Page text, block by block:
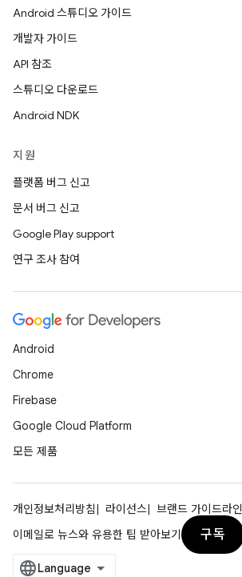
Android 스튜디오 가이드
개발자 가이드
API 참조
스튜디오 다운로드
Android NDK
지원
플랫폼 버그 신고
문서 버그 신고
Google Play support
연구 조사 참여
Android
Chrome
Firebase
Google Cloud Platform
모든 제품
개인정보처리방침 라이선스 브랜드 가이드라인
이메일로 뉴스와 유용한 팁 받아보기
구독